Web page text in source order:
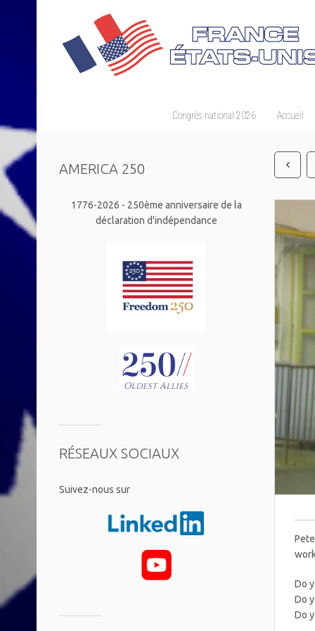
Congrès national 2026 Accueil
Do
Do
Do
AMERICA 250
1776-2026 - 250ème anniversaire de la
déclaration d'indépendance
RÉSEAUX SOCIAUX
​Suivez-nous sur